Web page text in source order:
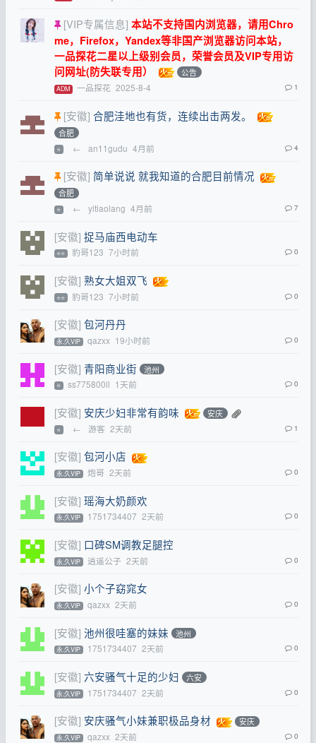
[VIP专属信息] 本站不支持国内浏览器，请用Chro
me，Firefox，Yandex等非国产浏览器访问本站，
一品探花二星以上级别会员，荣誉会员及VIP专用访
问网址(防失联专用）
公告
ADM 一品探花 2025-8-4 1
[安徽] 合肥洼地也有货，连续出击两发。
合肥
⭐ ← an11gudu 4月前 4
[安徽] 简单说说 就我知道的合肥目前情况
合肥
⭐ ← yitiaolang 4月前 7
[安徽] 捉马庙西电动车
⭐⭐ 豹哥123 7小时前 0
[安徽] 熟女大姐双飞
⭐⭐ 豹哥123 7小时前 0
[安徽] 包河丹丹
永.久VIP qazxx 19小时前 0
[安徽] 青阳商业街 池州
⭐ ss775800ll 1天前 0
[安徽] 安庆少妇非常有韵味 安庆
⭐ ← 游客 2天前 1
[安徽] 包河小店
永.久VIP 炮哥 2天前 0
[安徽] 瑶海大奶颜欢
永.久VIP 1751734407 2天前 0
[安徽] 口碑SM调教足腿控
永.久VIP 逍遥公子 2天前 0
[安徽] 小个子窈窕女
永.久VIP qazxx 2天前 0
[安徽] 池州很哇塞的妹妹 池州
永.久VIP 1751734407 2天前 0
[安徽] 六安骚气十足的少妇 六安
永.久VIP 1751734407 2天前 0
[安徽] 安庆骚气小妹兼职极品身材 安庆
永.久VIP qazxx 2天前 0